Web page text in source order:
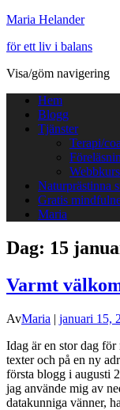
Maria Helander
för ett liv i balans
Visa/göm navigering
Hem
Blogg
Tjänster
Terapi/
Naturprästinna
Gratis
Maria
Dag: 15
Varmt
AvMaria | januari 15,
Idag är en stor dag
texter och på en ny
första blogg i augusti
jag använde mig av
datakunniga vänner,